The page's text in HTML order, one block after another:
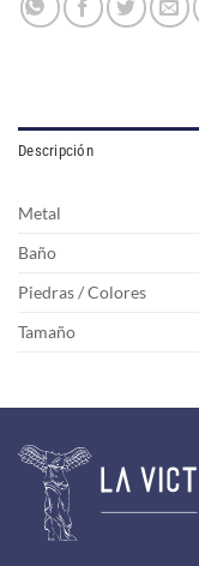
Descripción
Metal
Baño
Piedras / Colores
Tamaño